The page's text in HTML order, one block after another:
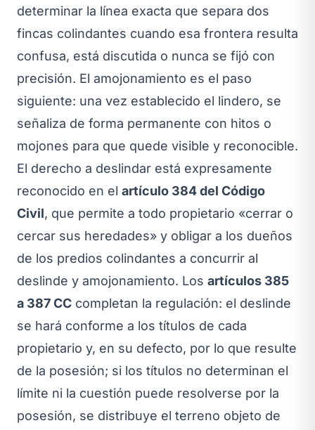
determinar la línea exacta que separa dos
fincas colindantes cuando esa frontera resulta
confusa, está discutida o nunca se fijó con
precisión. El amojonamiento es el paso
siguiente: una vez establecido el lindero, se
señaliza de forma permanente con hitos o
mojones para que quede visible y reconocible.
El derecho a deslindar está expresamente
reconocido en el artículo 384 del Código
Civil, que permite a todo propietario «cerrar o
cercar sus heredades» y obligar a los dueños
de los predios colindantes a concurrir al
deslinde y amojonamiento. Los artículos 385
a 387 CC completan la regulación: el deslinde
se hará conforme a los títulos de cada
propietario y, en su defecto, por lo que resulte
de la posesión; si los títulos no determinan el
límite ni la cuestión puede resolverse por la
posesión, se distribuye el terreno objeto de